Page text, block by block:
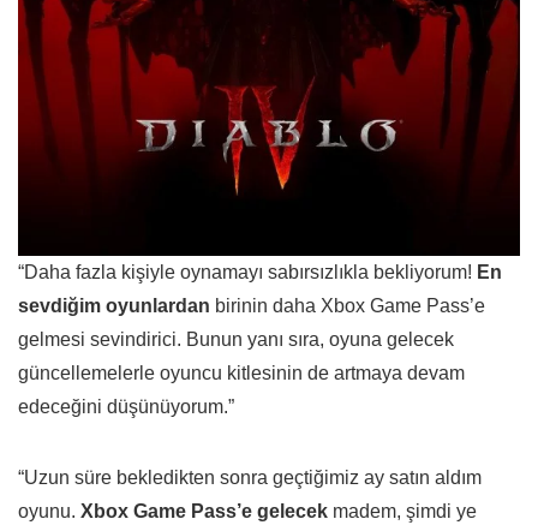
“Daha fazla kişiyle oynamayı sabırsızlıkla bekliyorum! En
sevdiğim oyunlardan birinin daha Xbox Game Pass’e
gelmesi sevindirici. Bunun yanı sıra, oyuna gelecek
güncellemelerle oyuncu kitlesinin de artmaya devam
edeceğini düşünüyorum.”
“Uzun süre bekledikten sonra geçtiğimiz ay satın aldım
oyunu. Xbox Game Pass’e gelecek madem, şimdi ye